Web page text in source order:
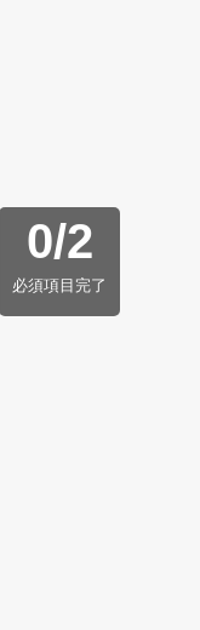
0/2
必須項目完了